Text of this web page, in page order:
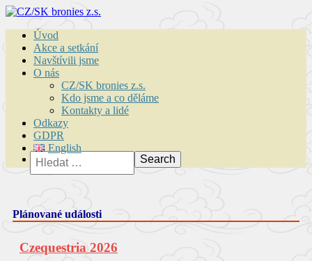
Úvod
Akce a setkání
Navštívili jsme
O nás
CZ/SK bronies z.s.
Kdo jsme a co děláme
Kontakty a lidé
Odkazy
GDPR
English
Vyhledávání
Plánované události
Czequestria 2026